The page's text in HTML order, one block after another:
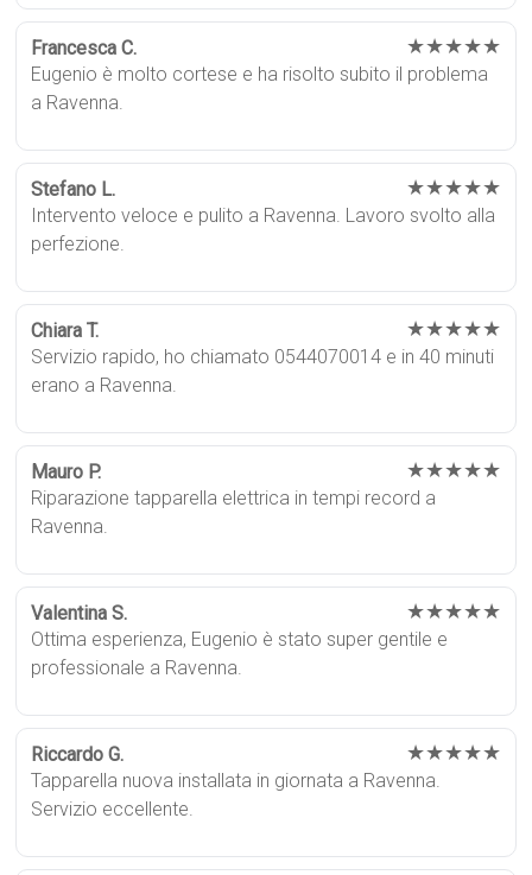
Francesca C. ★★★★★
Eugenio è molto cortese e ha risolto subito il problema
a Ravenna.
Stefano L. ★★★★★
Intervento veloce e pulito a Ravenna. Lavoro svolto alla
perfezione.
Chiara T. ★★★★★
Servizio rapido, ho chiamato 0544070014 e in 40 minuti
erano a Ravenna.
Mauro P. ★★★★★
Riparazione tapparella elettrica in tempi record a
Ravenna.
Valentina S. ★★★★★
Ottima esperienza, Eugenio è stato super gentile e
professionale a Ravenna.
Riccardo G. ★★★★★
Tapparella nuova installata in giornata a Ravenna.
Servizio eccellente.